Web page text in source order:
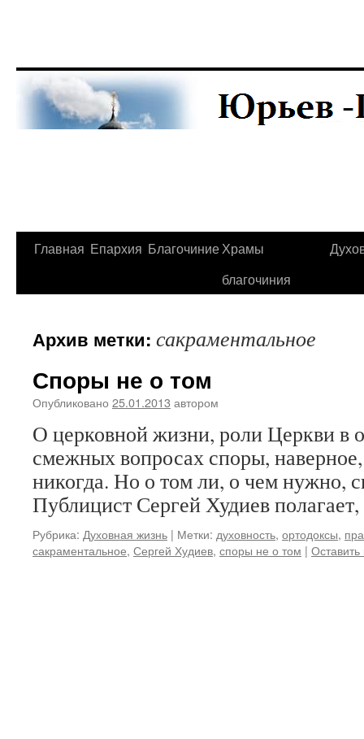
Перейти
Главная Епархия БлагочиниеХрамы
благочиния
Архив метки: сакраментальное
Споры не о том
Опубликовано 25.01.2013 автором
О церковной жизни, роли Церкви в
смежных вопросах споры,
никогда. Но о том ли, о чем нужно,
Публицист Сергей Худиев полагает,
Рубрика: Духовная жизнь | Метки: духовность, ортодоксы,
сакраментальное, Сергей Худиев, споры не о том |